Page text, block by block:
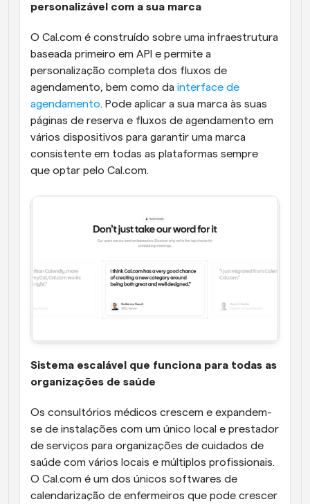
personalizável com a sua marca
O Cal.com é construído sobre uma infraestrutura
baseada primeiro em API e permite a
personalização completa dos fluxos de
agendamento, bem como da interface de
agendamento. Pode aplicar a sua marca às suas
páginas de reserva e fluxos de agendamento em
vários dispositivos para garantir uma marca
consistente em todas as plataformas sempre
que optar pelo Cal.com.
Sistema escalável que funciona para todas as
organizações de saúde
Os consultórios médicos crescem e expandem-
se de instalações com um único local e prestador
de serviços para organizações de cuidados de
saúde com vários locais e múltiplos profissionais.
O Cal.com é um dos únicos softwares de
calendarização de enfermeiros que pode crescer